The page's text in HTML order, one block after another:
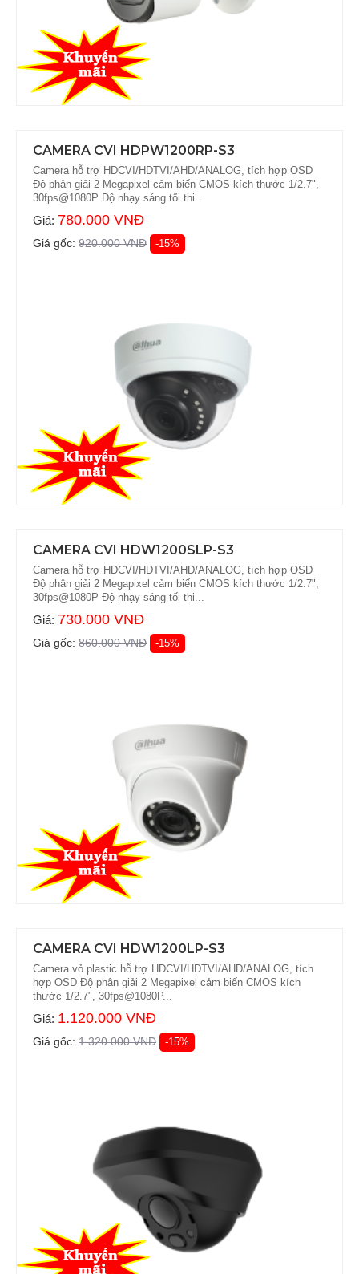
CAMERA CVI HDPW1200RP-S3
Camera hỗ trợ HDCVI/HDTVI/AHD/ANALOG, tích hợp OSD
Độ phân giải 2 Megapixel cảm biến CMOS kích thước 1/2.7",
30fps@1080P Độ nhạy sáng tối thi...
Giá: 780.000 VNĐ
Giá gốc: 920.000 VNĐ -15%
CAMERA CVI HDW1200SLP-S3
Camera hỗ trợ HDCVI/HDTVI/AHD/ANALOG, tích hợp OSD
Độ phân giải 2 Megapixel cảm biến CMOS kích thước 1/2.7",
30fps@1080P Độ nhạy sáng tối thi...
Giá: 730.000 VNĐ
Giá gốc: 860.000 VNĐ -15%
CAMERA CVI HDW1200LP-S3
Camera vỏ plastic hỗ trợ HDCVI/HDTVI/AHD/ANALOG, tích
hợp OSD Độ phân giải 2 Megapixel cảm biến CMOS kích
thước 1/2.7", 30fps@1080P...
Giá: 1.120.000 VNĐ
Giá gốc: 1.320.000 VNĐ -15%